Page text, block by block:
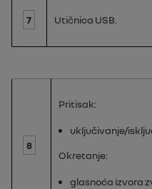
7 Utičnica USB
8
Pritisak:
uključivanje/
Okretanje:
glasnoća izvora